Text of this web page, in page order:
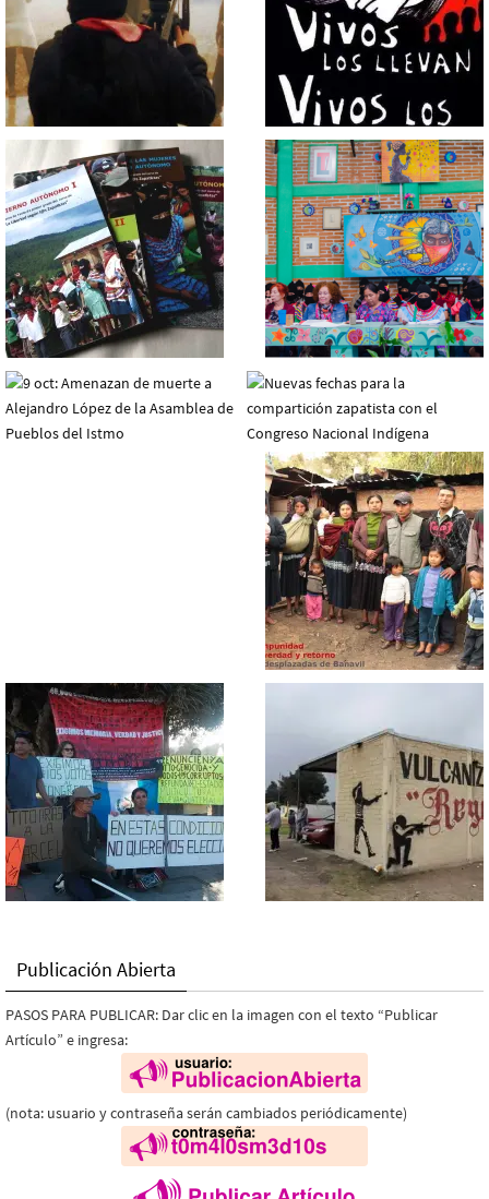
Publicación Abierta
PASOS PARA PUBLICAR: Dar clic en la imagen con el texto “Publicar
Artículo” e ingresa:
(nota: usuario y contraseña serán cambiados periódicamente)